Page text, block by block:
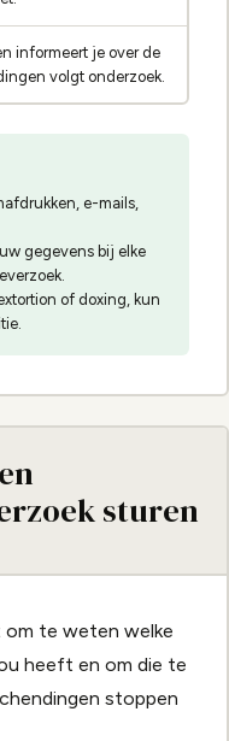
informeert je over de
volgt onderzoek.
e-mails,
gegevens bij elke
of doxing, kun
sturen
om te weten welke
heeft en om die te
stoppen